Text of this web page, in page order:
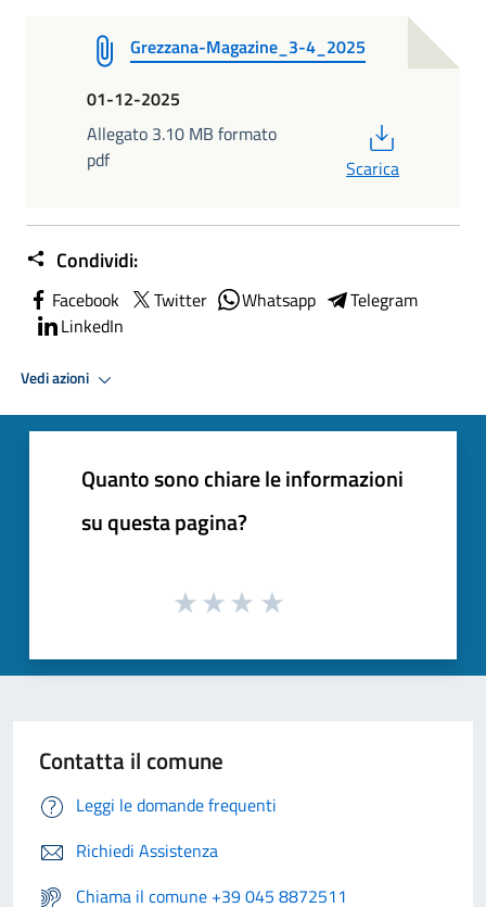
Grezzana-Magazine_3-4_2025
01-12-2025
Allegato 3.10 MB formato
pdf
Scarica
Condividi:
Facebook Twitter Whatsapp
Telegram
LinkedIn
Vedi azioni
Quanto sono chiare le informazioni
su questa pagina?
Contatta il comune
Leggi le domande frequenti
Richiedi Assistenza
Chiama il comune +39 045 8872511